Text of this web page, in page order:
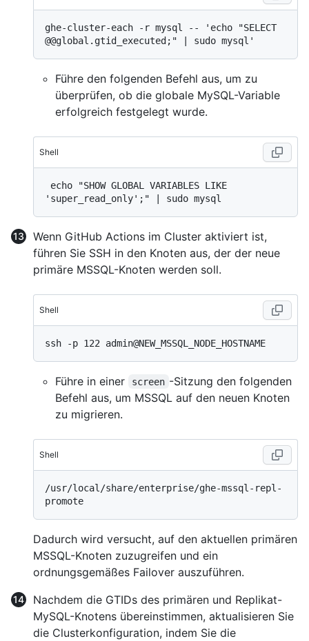
ghe-cluster-each -r mysql -- 'echo "SELECT
Führe den folgenden Befehl aus, um zu
überprüfen, ob die globale MySQL-Variable
erfolgreich festgelegt wurde.
Shell
Wenn GitHub Actions im Cluster aktiviert ist,
führen Sie SSH in den Knoten aus, der der neue
primäre MSSQL-Knoten werden soll.
Shell
Führe in einer screen -Sitzung den folgenden
Befehl aus, um MSSQL auf den neuen Knoten
zu migrieren.
Shell
/usr/local/share/enterprise/ghe-mssql-repl-
Dadurch wird versucht, auf den aktuellen primären
MSSQL-Knoten zuzugreifen und ein
ordnungsgemäßes Failover auszuführen.
Nachdem die GTIDs des primären und Replikat-
MySQL-Knotens übereinstimmen, aktualisieren Sie
die Clusterkonfiguration, indem Sie die